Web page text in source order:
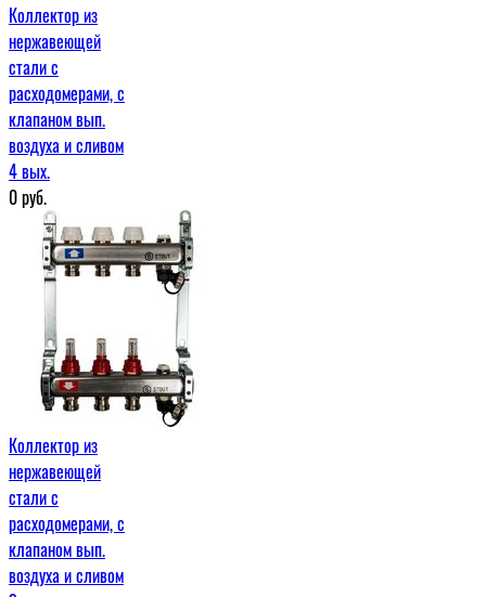
Коллектор из
нержавеющей
стали с
расходомерами, с
клапаном вып.
воздуха и сливом
4 вых.
0руб.
Коллектор из
нержавеющей
стали с
расходомерами, с
клапаном вып.
воздуха и сливом